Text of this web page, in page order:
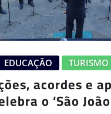
EDUCAÇÃO TURISMO
acordes e
o ‘São